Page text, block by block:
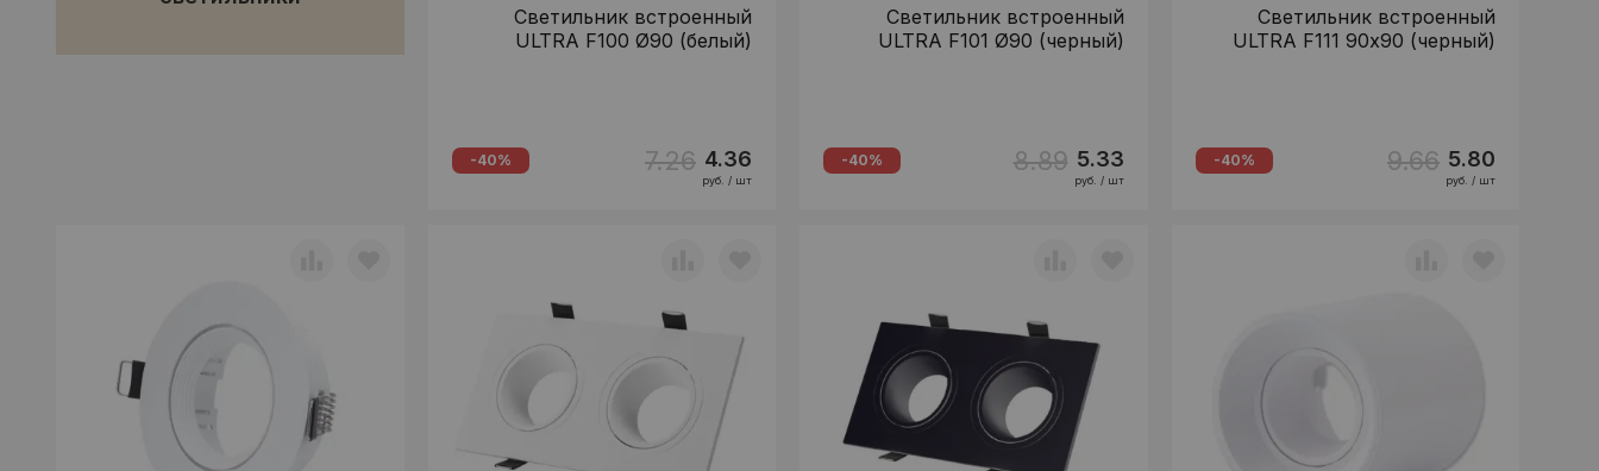
Светильник встроенный
ULTRA F100 Ø90 (белый)
-40% 7.26 4.36
руб. / шт
Светильник встроенный
ULTRA F101 Ø90 (черный)
-40% 8.89 5.33
руб. / шт
Светильник встроенный
ULTRA F111 90х90 (черный)
-40% 9.66 5.80
руб. / шт